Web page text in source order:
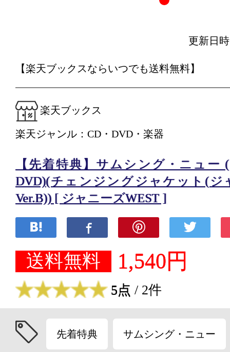
更新日
【楽天ブックスならいつでも送料無料】
楽天ブックス
楽天ジャンル：CD・DVD・楽器
【先着特典】サムシング・ニュー
DVD)(チェンジングジャケット(ジ
Ver.B)) [ ジャニーズWEST ]
送料無料 1,540円
5点 / 2件
先着特典 サムシング・ニュー